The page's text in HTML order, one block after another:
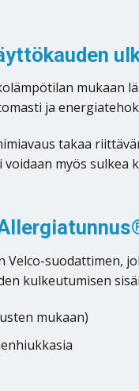
mukaan
ja
takaa
myös
suodattimen,
kulkeutumisen
mukaan)